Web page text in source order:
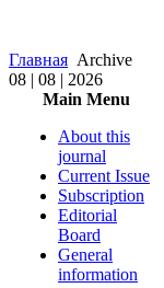
Главная Archive
08 | 08 | 2026
Main Menu
About this
journal
Current Issue
Subscription
Editorial
Board
General
information